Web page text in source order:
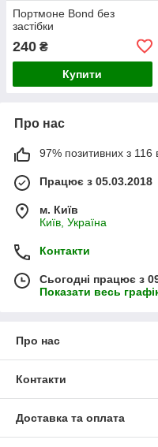
Портмоне Bond без
застібки
240 ₴
Купити
Про нас
97% позитивних з 116
Працює з 05.03.2018
м. Київ
Київ, Україна
Контакти
Сьогодні працює з
Показати весь
Про нас
Контакти
Доставка та оплата